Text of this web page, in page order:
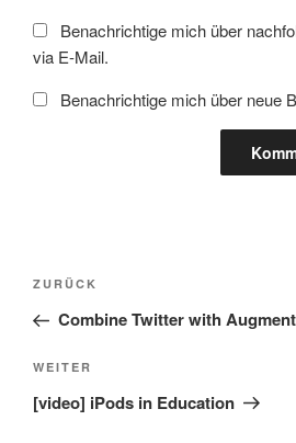
Benachrichtige mich über
via E-Mail.
Benachrichtige mich über neue
Beitragsnavigation
Vorheriger
Beitrag
ZURÜCK
Combine Twitter with
Nächster
Beitrag
WEITER
[video] iPods in Education